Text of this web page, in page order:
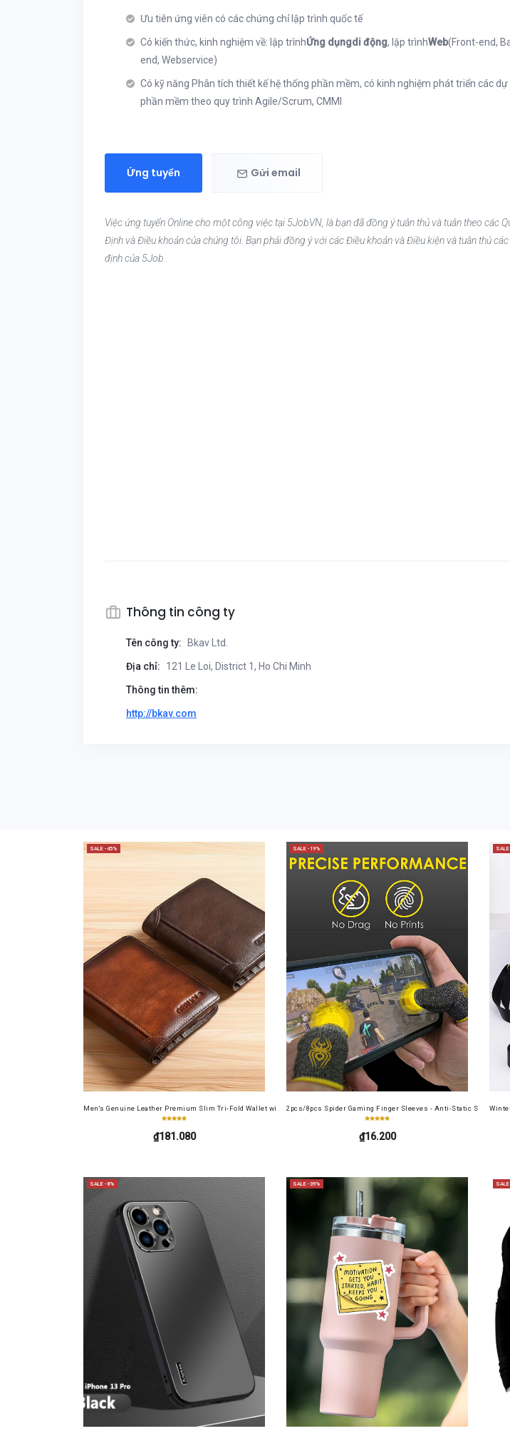
Ưu tiên ứng viên có các chứng chỉ lập trình quốc tế
Có kiến thức, kinh nghiệm về: lập trìnhỨng dụngdi động, lập trìnhWeb(Front-end,
end, Webservice)
Có kỹ năng Phân tích thiết kế hệ thống phần mềm, có kinh nghiệm phát triển các dự
phần mềm theo quy trình Agile/Scrum, CMMI
Ứng tuyển Gửi email
Việc ứng tuyển Online cho một công việc tại 5JobVN, là bạn đã đồng ý tuân thủ và tuân theo các
Định và Điều khoản của chúng tôi. Bạn phải đồng ý với các Điều khoản và Điều kiện và tuân thủ
định của 5Job.
Thông tin công ty
Tên công ty: Bkav Ltd.
Địa chỉ: 121 Le Loi, District 1, Ho Chi Minh
Thông tin thêm:
http://bkav.com
SALE -45%
Men's Genuine Leather Premium Slim Tri-Fold Wallet with Driver's License Card Holder, Top-Grain Cowhide, Large
₫181.080
SALE -19%
2pcs/8pcs Spider Gaming Finger Sleeves - Anti-Static Silvery
₫16.200
SALE -8% SALE -39%